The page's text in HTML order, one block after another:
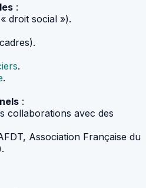
:
droit social »).
.
.
:
collaborations avec des
Association Française du